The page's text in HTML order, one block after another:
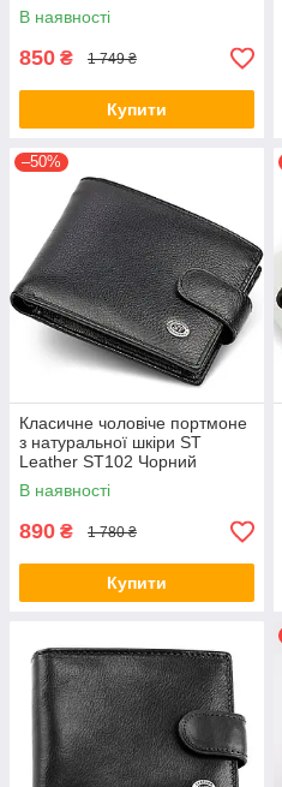
В наявності
850 ₴ 1 749 ₴
Купити
–50%
Класичне чоловіче портмоне
з натуральної шкіри ST
Leather ST102 Чорний
В наявності
890 ₴ 1 780 ₴
Купити